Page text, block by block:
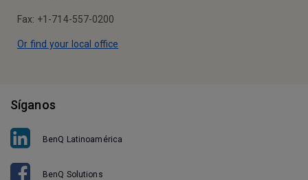
Fax: +1-714-557-0200
Or find your local office
Síganos
BenQ Latinoamérica
BenQ Solutions